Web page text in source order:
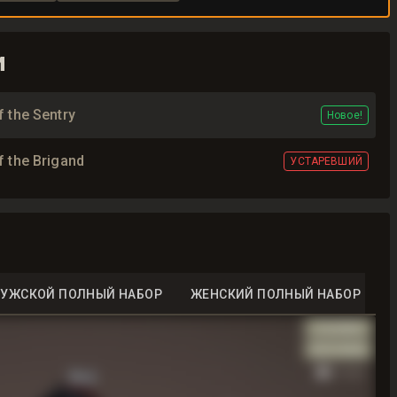
the Sentry Новое!
the Brigand УСТАРЕВШИЙ
ПОЛНЫЙ НАБОР ЖЕНСКИЙ ПОЛНЫЙ НАБОР